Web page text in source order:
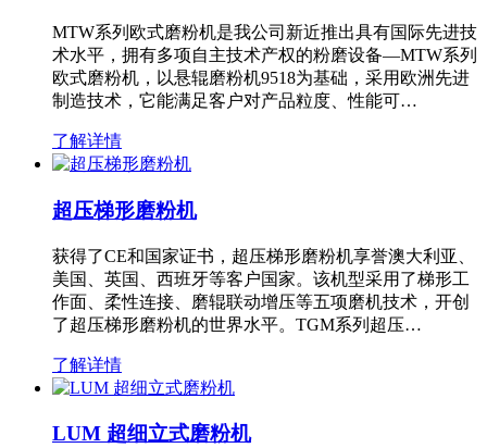
MTW系列欧式磨粉机是我公司新近推出具有国际先进技
术水平，拥有多项自主技术产权的粉磨设备—MTW系列
欧式磨粉机，以悬辊磨粉机9518为基础，采用欧洲先进
制造技术，它能满足客户对产品粒度、性能可…
了解详情
超压梯形磨粉机
获得了CE和国家证书，超压梯形磨粉机享誉澳大利亚、
美国、英国、西班牙等客户国家。该机型采用了梯形工
作面、柔性连接、磨辊联动增压等五项磨机技术，开创
了超压梯形磨粉机的世界水平。TGM系列超压…
了解详情
LUM 超细立式磨粉机